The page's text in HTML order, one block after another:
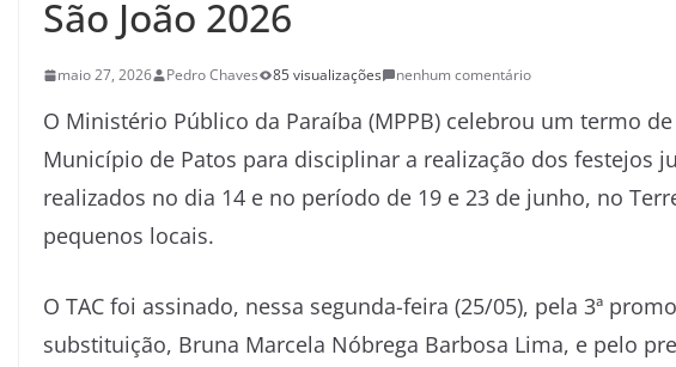
São João 2026
maio 27, 2026 Pedro Chaves 85 visualizações nenhum comentário
O Ministério Público da Paraíba (MPPB) celebrou um termo
Município de Patos para disciplinar a realização dos festejos
realizados no dia 14 e no período de 19 e 23 de junho, no
pequenos locais.
O TAC foi assinado, nessa segunda-feira (25/05), pela 3ª
substituição, Bruna Marcela Nóbrega Barbosa Lima, e pelo